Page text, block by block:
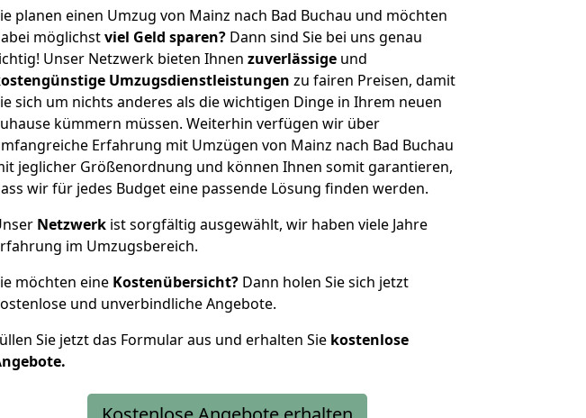
planen einen Umzug von Mainz nach Bad Buchau und möchten
möglichstviel Geld sparen? Dann sind Sie bei uns genau
Unser Netzwerk bieten Ihnen zuverlässige und
Umzugsdienstleistungen zu fairen Preisen, damit
sich um nichts anderes als die wichtigen Dinge in Ihrem neuen
kümmern müssen. Weiterhin verfügen wir über
Erfahrung mit Umzügen von Mainz nach Bad Buchau
jeglicher Größenordnung und können Ihnen somit garantieren,
wir für jedes Budget eine passende Lösung finden werden.
Netzwerk ist sorgfältig ausgewählt, wir haben viele Jahre
im Umzugsbereich.
möchten eine Kostenübersicht? Dann holen Sie sich jetzt
und unverbindliche Angebote.
Sie jetzt das Formular aus und erhalten Sie kostenlose